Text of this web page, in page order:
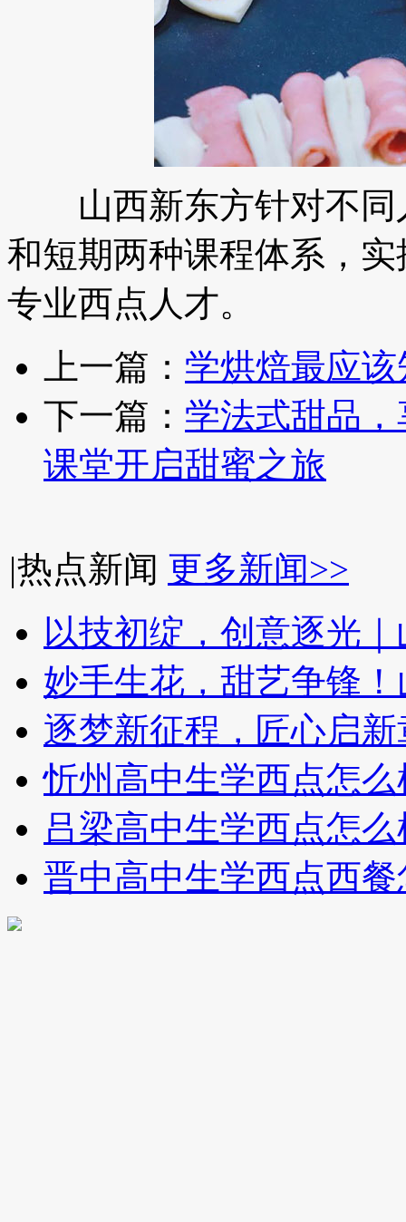
山西新东方针对不同
和短期两种课程体系，
专业西点人才。
上一篇： 学烘焙最应
下一篇： 学法式甜品
课堂开启甜蜜之旅
|热点新闻 更多新闻>>
以技初绽，创意逐光
妙手生花，甜艺争锋
逐梦新征程，匠心启新
忻州高中生学西点怎
吕梁高中生学西点怎
晋中高中生学西点西